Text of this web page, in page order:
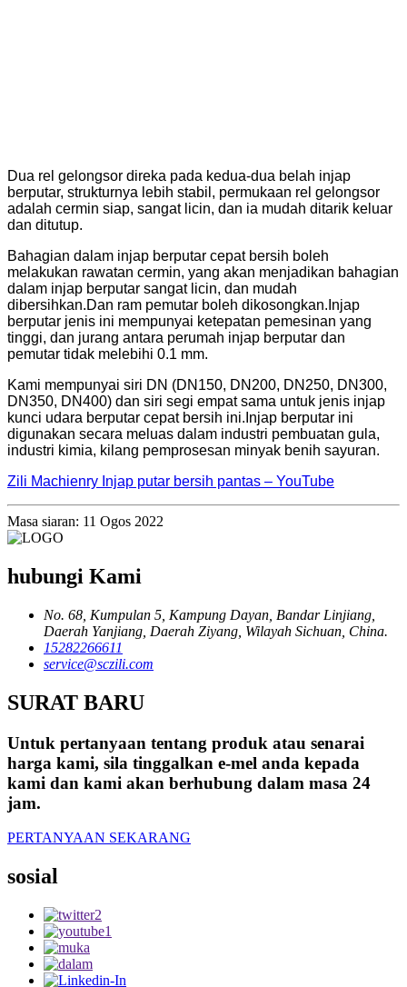
Dua rel gelongsor direka pada kedua-dua belah injap
berputar, strukturnya lebih stabil, permukaan rel gelongsor
adalah cermin siap, sangat licin, dan ia mudah ditarik keluar
dan ditutup.
Bahagian dalam injap berputar cepat bersih boleh
melakukan rawatan cermin, yang akan menjadikan bahagian
dalam injap berputar sangat licin, dan mudah
dibersihkan.Dan ram pemutar boleh dikosongkan.Injap
berputar jenis ini mempunyai ketepatan pemesinan yang
tinggi, dan jurang antara perumah injap berputar dan
pemutar tidak melebihi 0.1 mm.
Kami mempunyai siri DN (DN150, DN200, DN250, DN300,
DN350, DN400) dan siri segi empat sama untuk jenis injap
kunci udara berputar cepat bersih ini.Injap berputar ini
digunakan secara meluas dalam industri pembuatan gula,
industri kimia, kilang pemprosesan minyak benih sayuran.
Zili Machienry Injap putar bersih pantas – YouTube
Masa siaran: 11 Ogos 2022
hubungi Kami
No. 68, Kumpulan 5, Kampung Dayan, Bandar Linjiang,
Daerah Yanjiang, Daerah Ziyang, Wilayah Sichuan, China.
15282266611
service@sczili.com
SURAT BARU
Untuk pertanyaan tentang produk atau senarai
harga kami, sila tinggalkan e-mel anda kepada
kami dan kami akan berhubung dalam masa 24
jam.
PERTANYAAN SEKARANG
sosial